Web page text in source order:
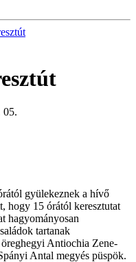
05.
gyülekeznek a hívő
hogy 15 órától keresztutat
hagyományosan
tartanak
Antiochia Zene-
Antal megyés püspök.